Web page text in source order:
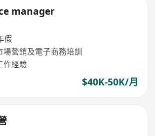
manager
假
場營銷及電子商務培訓
作經驗
$40K-50K/月